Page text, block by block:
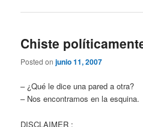
Chiste
Posted onjunio 11, 2007
– ¿Qué le dice una pared a otra?
– Nos encontramos en la esquina.
DISCLAIMER :